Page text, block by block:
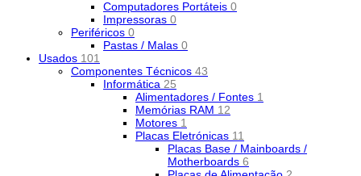
Computadores Portáteis 0
Impressoras 0
Periféricos 0
Pastas / Malas 0
Usados 101
Componentes Técnicos 43
Informática 25
Alimentadores / Fontes 1
Memórias RAM 12
Motores 1
Placas Eletrónicas 11
Placas Base / Mainboards /
Motherboards 6